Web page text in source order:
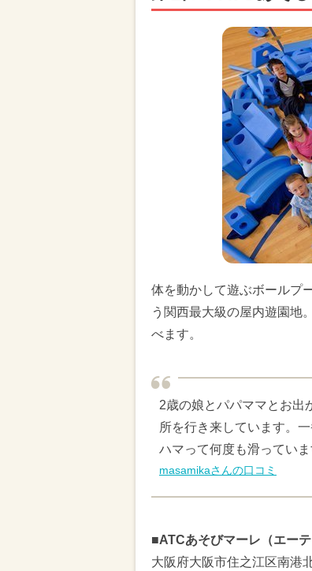
体を動かして遊ぶボールプ
う関西最大級の屋内遊園地
べます。
2歳の娘とパパママとお出
所を行き来しています。
ハマって何度も滑ってい
masamikaさんの口コミ
■ATCあそびマーレ（エー
大阪府大阪市住之江区南港